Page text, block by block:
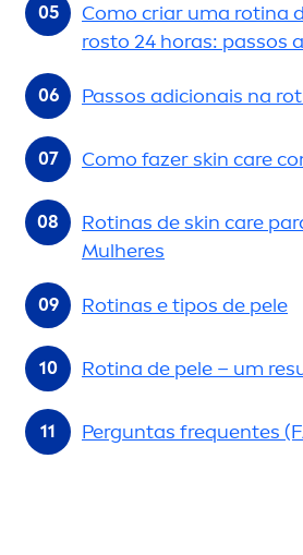
Como criar uma rotina
rosto 24 horas: passos
Passos adicionais na
Como fazerskin care
Rotinas deskin care
Mulheres
Rotinas e tipos de pele
Rotina de pele – um
Perguntas frequentes